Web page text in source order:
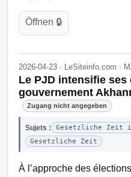
Öffnen 🔒
2026-04-23 · LeSiteinfo.com ·
Le PJD intensifie
gouvernement
Zugang nicht angegeben
Sujets :
Gesetzliche Zeit
Gesetzliche Zeit
À l’approche des